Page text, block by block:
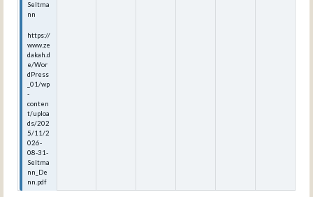
Seltma
nn
https://
www.ze
dakah.d
e/Wor
dPress
_01/wp
-
conten
t/uploa
ds/202
5/11/2
026-
08-31-
Seltma
nn_De
nn.pdf